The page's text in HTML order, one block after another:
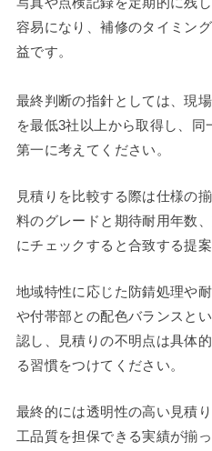
容易になり、補修のタイミン
益です。
最終判断の指針としては、現
を最低3社以上から取得し、
第一に考えてください。
見積りを比較する際は仕様の
料のグレードと期待耐用年数
にチェックすると合致する提
地域特性に応じた防錆処理や
や付帯部との配色バランスと
認し、見積りの不明点は具体
る習慣をつけてください。
最終的には透明性の高い見積
工品質を担保できる実績が揃